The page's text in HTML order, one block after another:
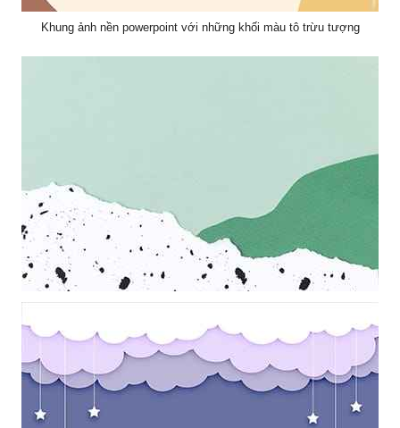
Khung ảnh nền powerpoint với những khối màu tô trừu tượng
xành cùng những chấm đen nghệ thuật